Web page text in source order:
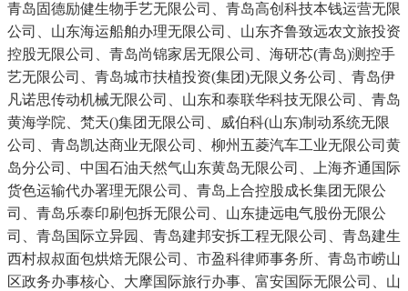
青岛固德励健生物手艺无限公司、青岛高创科技本钱运营无限
公司、山东海运船舶办理无限公司、山东齐鲁致远农文旅投资
控股无限公司、青岛尚锦家居无限公司、海研芯(青岛)测控手
艺无限公司、青岛城市扶植投资(集团)无限义务公司、青岛伊
凡诺思传动机械无限公司、山东和泰联华科技无限公司、青岛
黄海学院、梵天()集团无限公司、威伯科(山东)制动系统无限
公司、青岛凯达商业无限公司、柳州五菱汽车工业无限公司黄
岛分公司、中国石油天然气山东黄岛无限公司、上海齐通国际
货色运输代办署理无限公司、青岛上合控股成长集团无限公
司、青岛乐泰印刷包拆无限公司、山东捷远电气股份无限公
司、青岛国际立异园、青岛建邦安拆工程无限公司、青岛建生
西村叔叔面包烘焙无限公司、市盈科律师事务所、青岛市崂山
区政务办事核心、大摩国际旅行办事、富安国际无限公司、山